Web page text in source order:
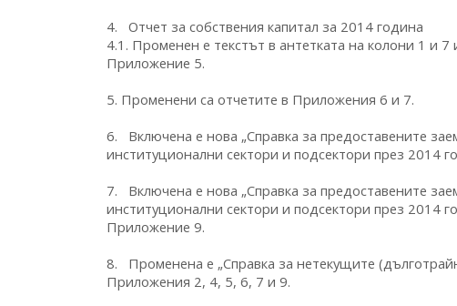
4. Отчет за собствения капитал за 2014 година
4.1. Променен е текстът в антетката на колони 1 и
Приложение 5.
5. Променени са отчетите в Приложения 6 и 7.
6. Включена е нова „Справка за предоставените
институционални сектори и подсектори през 2014
7. Включена е нова „Справка за предоставените
институционални сектори и подсектори през 2014
Приложение 9.
8. Променена е „Справка за нетекущите
Приложения 2, 4, 5, 6, 7 и 9.